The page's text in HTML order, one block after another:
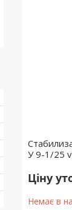
У 9-1/25
Ціну
Немає в